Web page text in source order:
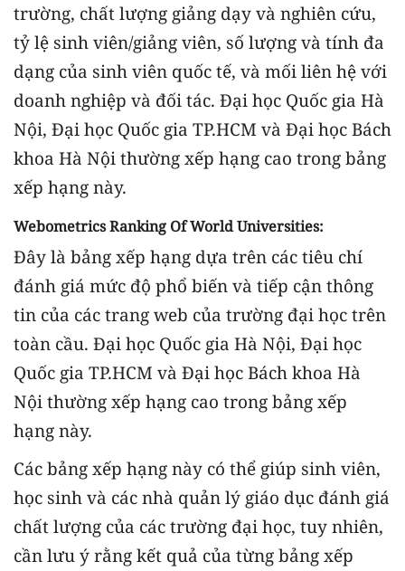
trường, chất lượng giảng dạy và nghiên cứu,
tỷ lệ sinh viên/giảng viên, số lượng và tính đa
dạng của sinh viên quốc tế, và mối liên hệ với
doanh nghiệp và đối tác. Đại học Quốc gia Hà
Nội, Đại học Quốc gia TP.HCM và Đại học Bách
khoa Hà Nội thường xếp hạng cao trong bảng
xếp hạng này.
Webometrics Ranking Of World Universities:
Đây là bảng xếp hạng dựa trên các tiêu chí
đánh giá mức độ phổ biến và tiếp cận thông
tin của các trang web của trường đại học trên
toàn cầu. Đại học Quốc gia Hà Nội, Đại học
Quốc gia TP.HCM và Đại học Bách khoa Hà
Nội thường xếp hạng cao trong bảng xếp
hạng này.
Các bảng xếp hạng này có thể giúp sinh viên,
học sinh và các nhà quản lý giáo dục đánh giá
chất lượng của các trường đại học, tuy nhiên,
cần lưu ý rằng kết quả của từng bảng xếp